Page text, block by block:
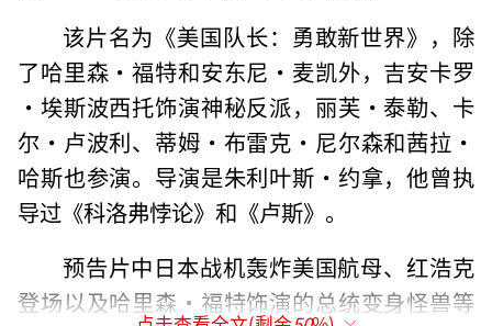
该片名为《美国队长：勇敢新世界》，除
了哈里森·福特和安东尼·麦凯外，吉安卡罗
·埃斯波西托饰演神秘反派，丽芙·泰勒、卡
尔·卢波利、蒂姆·布雷克·尼尔森和茜拉·
哈斯也参演。导演是朱利叶斯·约拿，他曾执
导过《科洛弗悖论》和《卢斯》。
预告片中日本战机轰炸美国航母、红浩克
登场以及哈里森·福特饰演的总统变身怪兽等